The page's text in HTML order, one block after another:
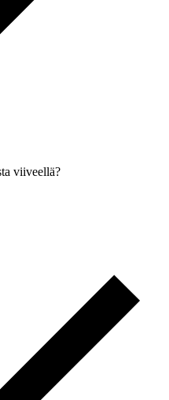
viiveellä?